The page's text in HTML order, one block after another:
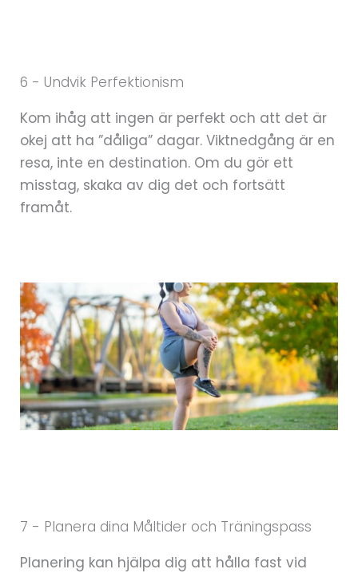
6 - Undvik Perfektionism
Kom ihåg att ingen är perfekt och att det är
okej att ha ”dåliga” dagar. Viktnedgång är en
resa, inte en destination. Om du gör ett
misstag, skaka av dig det och fortsätt
framåt.
7 - Planera dina Måltider och Träningspass
Planering kan hjälpa dig att hålla fast vid